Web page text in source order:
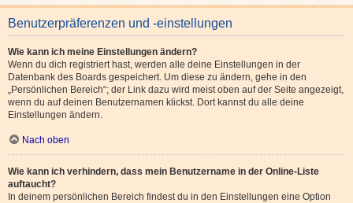
Benutzerpräferenzen und -einstellungen
Wie kann ich meine Einstellungen ändern?
Wenn du dich registriert hast, werden alle deine Einstellungen in der
Datenbank des Boards gespeichert. Um diese zu ändern, gehe in den
„Persönlichen Bereich“; der Link dazu wird meist oben auf der Seite angezeigt,
wenn du auf deinen Benutzernamen klickst. Dort kannst du alle deine
Einstellungen ändern.
Nach oben
Wie kann ich verhindern, dass mein Benutzername in der Online-Liste
auftaucht?
In deinem persönlichen Bereich findest du in den Einstellungen eine Option